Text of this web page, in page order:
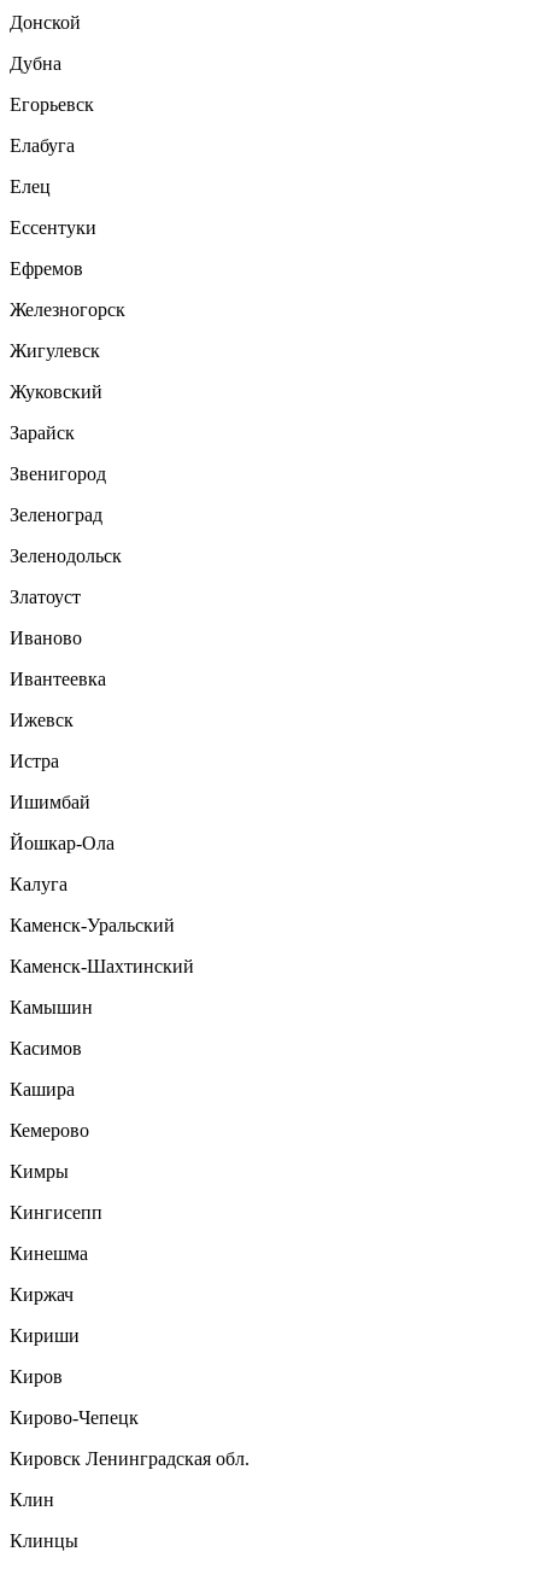
Донской
Дубна
Егорьевск
Елабуга
Елец
Ессентуки
Ефремов
Железногорск
Жигулевск
Жуковский
Зарайск
Звенигород
Зеленоград
Зеленодольск
Златоуст
Иваново
Ивантеевка
Ижевск
Истра
Ишимбай
Йошкар-Ола
Калуга
Каменск-Уральский
Каменск-Шахтинский
Камышин
Касимов
Кашира
Кемерово
Кимры
Кингисепп
Кинешма
Киржач
Кириши
Киров
Кирово-Чепецк
Кировск Ленинградская обл.
Клин
Клинцы